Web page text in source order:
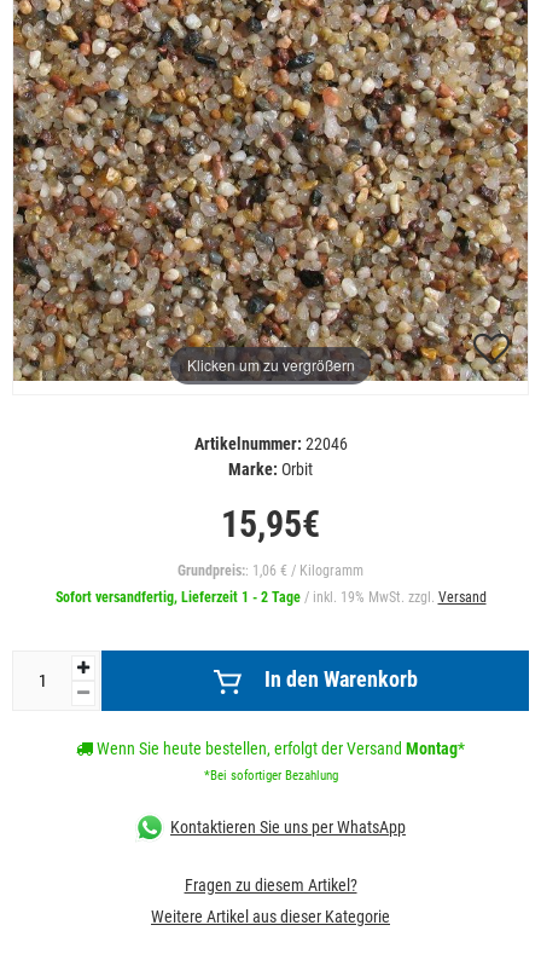
Klicken um zu vergrößern
Artikelnummer: 22046
Marke: Orbit
15,95€
Grundpreis:: 1,06 € / Kilogramm
Sofort versandfertig, Lieferzeit 1 - 2 Tage / inkl. 19% MwSt. zzgl. Versand
In den Warenkorb
Wenn Sie heute bestellen, erfolgt der Versand Montag*
*Bei sofortiger Bezahlung
Kontaktieren Sie uns per WhatsApp
Fragen zu diesem Artikel?
Weitere Artikel aus dieser Kategorie